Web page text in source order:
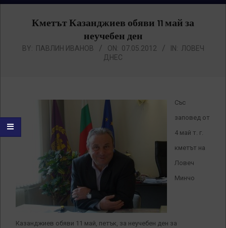
Кметът Казанджиев обяви 11 май за
неучебен ден
BY: ПАВЛИН ИВАНОВ ON: 07.05.2012 IN: ЛОВЕЧ
ДНЕС
Със
заповед от
4 май т. г.
кметът на
Ловеч
Минчо
Казанджиев обяви 11 май, петък, за неучебен ден за